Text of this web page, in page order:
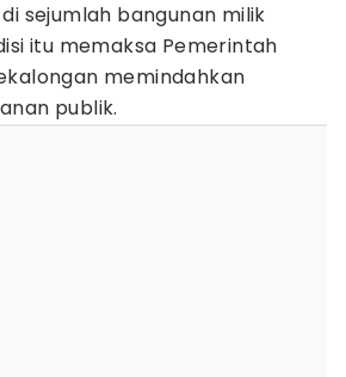
sejumlah bangunan milik
itu memaksa Pemerintah
memindahkan
publik.